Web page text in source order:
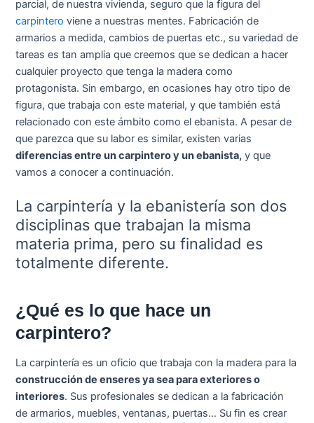
parcial, de nuestra vivienda, seguro que la figura del
carpintero viene a nuestras mentes. Fabricación de
armarios a medida, cambios de puertas etc., su variedad de
tareas es tan amplia que creemos que se dedican a hacer
cualquier proyecto que tenga la madera como
protagonista. Sin embargo, en ocasiones hay otro tipo de
figura, que trabaja con este material, y que también está
relacionado con este ámbito como el ebanista. A pesar de
que parezca que su labor es similar, existen varias
diferencias entre un carpintero y un ebanista, y que
vamos a conocer a continuación.
La carpintería y la ebanistería son dos
disciplinas que trabajan la misma
materia prima, pero su finalidad es
totalmente diferente.
¿Qué es lo que hace un
carpintero?
La carpintería es un oficio que trabaja con la madera para la
construcción de enseres ya sea para exteriores o
interiores. Sus profesionales se dedican a la fabricación
de armarios, muebles, ventanas, puertas… Su fin es crear